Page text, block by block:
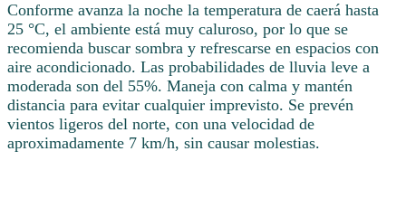
Conforme avanza la noche la temperatura de caerá hasta
25 °C, el ambiente está muy caluroso, por lo que se
recomienda buscar sombra y refrescarse en espacios con
aire acondicionado. Las probabilidades de lluvia leve a
moderada son del 55%. Maneja con calma y mantén
distancia para evitar cualquier imprevisto. Se prevén
vientos ligeros del norte, con una velocidad de
aproximadamente 7 km/h, sin causar molestias.